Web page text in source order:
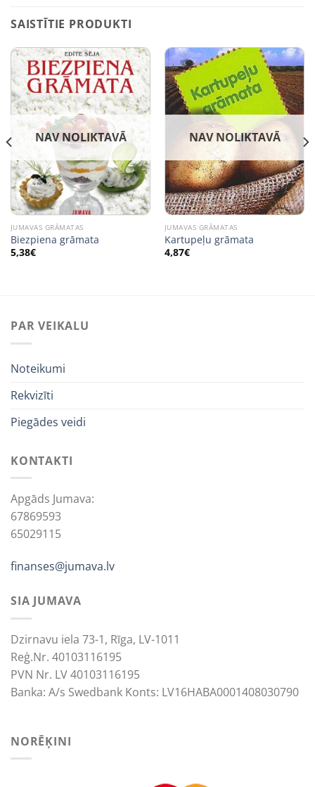
SAISTĪTIE PRODUKTI
NAV NOLIKTAVĀ
JUMAVAS GRĀMATAS
Biezpiena grāmata
5,38€
NAV NOLIKTAVĀ
JUMAVAS GRĀMATAS
Kartupeļu grāmata
4,87€
PAR VEIKALU
Noteikumi
Rekvizīti
Piegādes veidi
KONTAKTI
Apgāds Jumava:
67869593
65029115
finanses@jumava.lv
SIA JUMAVA
Dzirnavu iela 73-1, Rīga, LV-1011
Reģ.Nr. 40103116195
PVN Nr. LV 40103116195
Banka: A/s Swedbank Konts: LV16HABA0001408030790
NORĒĶINI